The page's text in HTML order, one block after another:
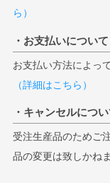
ら）
・お支払いについて
お支払い方法によっ
（詳細はこちら）
・キャンセルにつ
受注生産品のためご
品の変更は致しかね